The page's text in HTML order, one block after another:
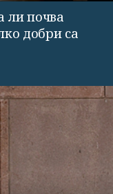
почва
добри са